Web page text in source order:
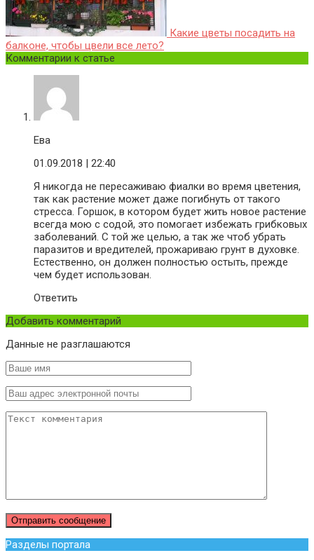
Какие цветы посадить на
балконе, чтобы цвели все лето?
Комментарии к статье
Ева
01.09.2018 | 22:40
Я никогда не пересаживаю фиалки во время цветения,
так как растение может даже погибнуть от такого
стресса. Горшок, в котором будет жить новое растение
всегда мою с содой, это помогает избежать грибковых
заболеваний. С той же целью, а так же чтоб убрать
паразитов и вредителей, прожариваю грунт в духовке.
Естественно, он должен полностью остыть, прежде
чем будет использован.
Ответить
Добавить комментарий
Данные не разглашаются
Разделы портала